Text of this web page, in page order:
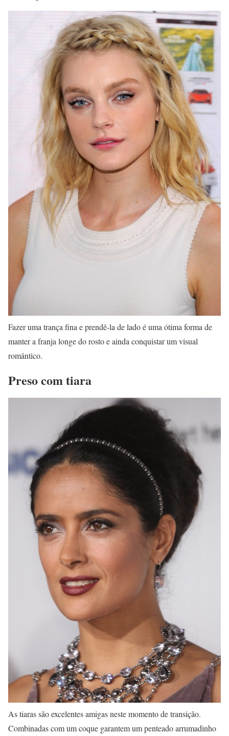
Fazer uma trança fina e prendê-la de lado é uma ótima forma de
manter a franja longe do rosto e ainda conquistar um visual
romântico.
Preso com tiara
As tiaras são excelentes amigas neste momento de transição.
Combinadas com um coque garantem um penteado arrumadinho